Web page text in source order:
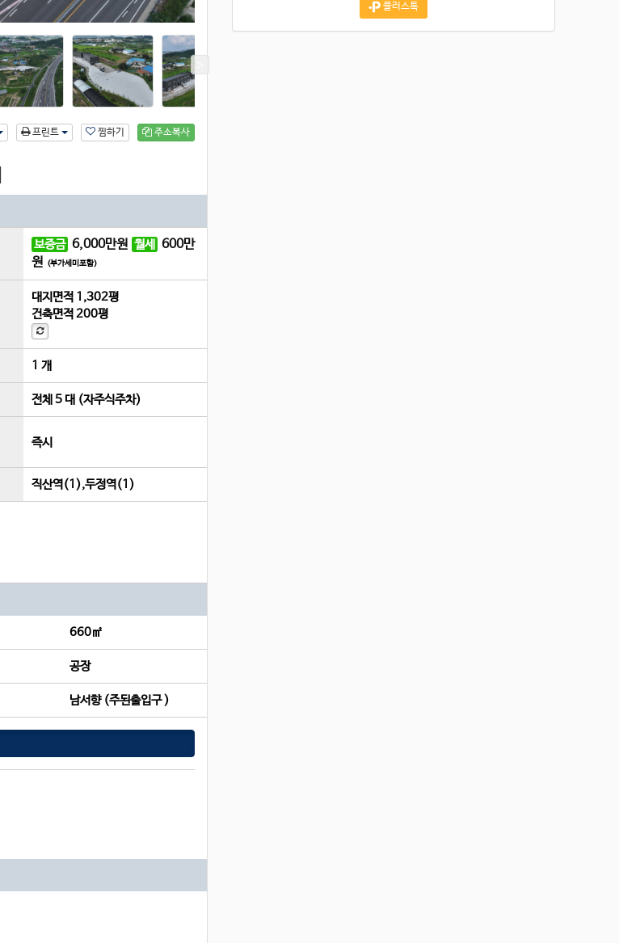
주소복사
찜하기
프린트
보증금 6,000만원 월세 600만
원 (부가세미포함)
대지면적 1,302평
건축면적200평
1 개
전체 5 대 (자주식주차)
즉시
직산역(1),두정역(1)
660㎡
공장
남서향 (주된출입구 )
플러스톡